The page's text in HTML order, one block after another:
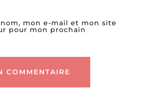
mon e-mail et mon site
pour mon prochain